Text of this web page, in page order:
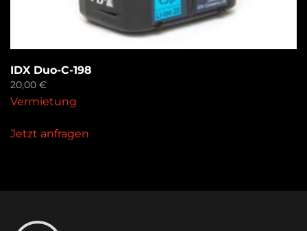
IDX Duo-C-198
20,00 €
Vermietung
Jetzt anfragen